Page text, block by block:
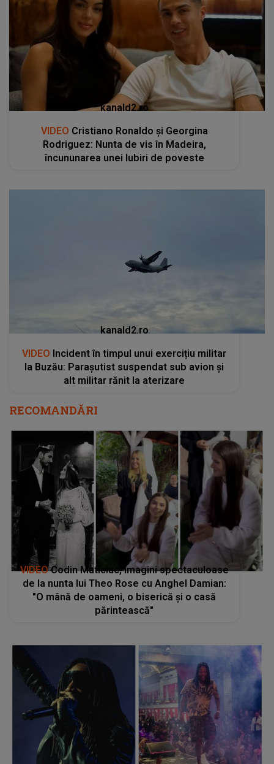
kanald2.ro
VIDEO Cristiano Ronaldo și Georgina
Rodriguez: Nunta de vis în Madeira,
încununarea unei Iubiri de poveste
kanald2.ro
VIDEO Incident în timpul unui exercițiu militar
la Buzău: Parașutist suspendat sub avion și
alt militar rănit la aterizare
RECOMANDĂRI
VIDEOCodin Maticiuc, imagini spectaculoase
de la nunta lui Theo Rose cu Anghel Damian:
"O mână de oameni, o biserică și o casă
părintească"